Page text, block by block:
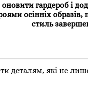
гардероб і
осінніх образів,
стиль
деталям, які не